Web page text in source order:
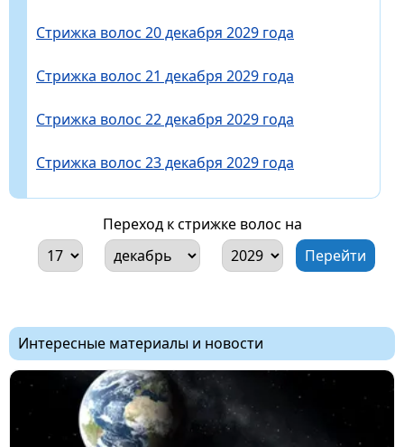
Стрижка волос 20 декабря 2029 года
Стрижка волос 21 декабря 2029 года
Стрижка волос 22 декабря 2029 года
Стрижка волос 23 декабря 2029 года
Переход к стрижке волос на
Интересные материалы и новости